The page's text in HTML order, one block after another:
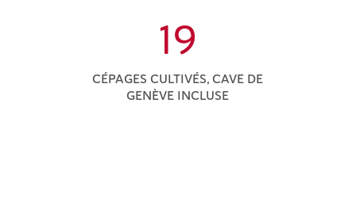
19
CÉPAGES CULTIVÉS, CAVE DE
GENÈVE INCLUSE